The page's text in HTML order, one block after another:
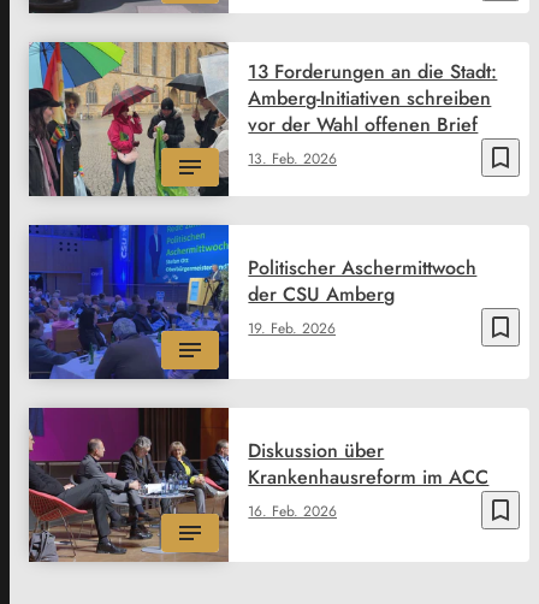
bookmark_border
13. Feb. 2026
13 Forderungen an die Stadt:
Amberg-Initiativen schreiben
vor der Wahl offenen Brief
bookmark_border
19. Feb. 2026
Politischer Aschermittwoch
der CSU Amberg
bookmark_border
16. Feb. 2026
Diskussion über
Krankenhausreform im ACC